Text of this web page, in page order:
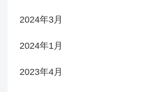
2024年3月
2024年1月
2023年4月